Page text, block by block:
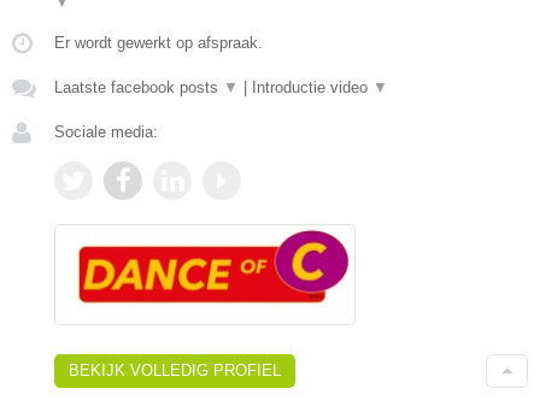
Er wordt gewerkt op afspraak.
Laatste facebook posts ▼ | Introductie video ▼
Sociale media:
BEKIJK VOLLEDIG PROFIEL